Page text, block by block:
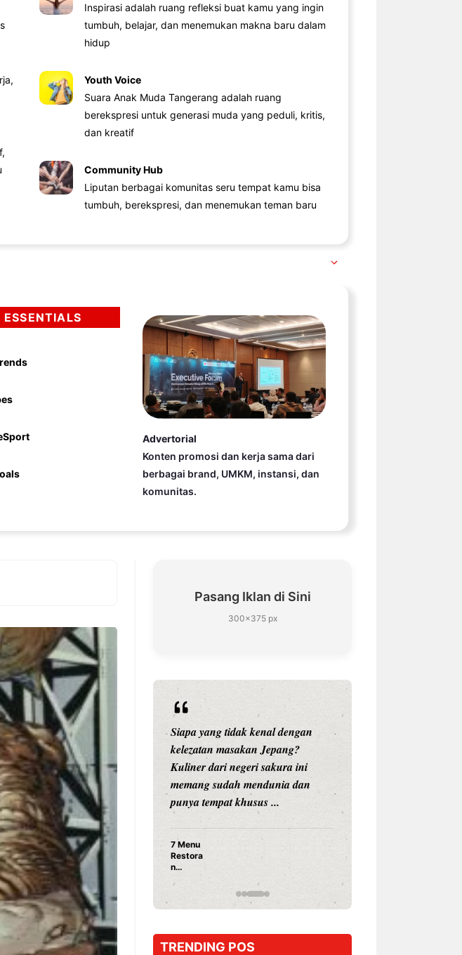
Inspirasi adalah ruang refleksi buat kamu yang ingin
tumbuh, belajar, dan menemukan makna baru dalam
hidup
Youth Voice
Suara Anak Muda Tangerang adalah ruang
berekspresi untuk generasi muda yang peduli, kritis,
dan kreatif
Community Hub
Liputan berbagai komunitas seru tempat kamu bisa
tumbuh, berekspresi, dan menemukan teman baru
ESSENTIALS
Advertorial
Konten promosi dan kerja sama dari
berbagai brand, UMKM, instansi, dan
komunitas.
Pasang Iklan di Sini
300×375 px
sih kamu mulai
cuma buat iseng-
ternyata malah jadi
yang
Nah, itulah ...
Dari Iseng Jadi Cuan: Kisah
TUM_ATUL yang Ubah
Hampers Jadi Bisnis Kece
Siapa yang tidak kenal dengan
kelezatan masakan Jepang?
Kuliner dari negeri sakura ini
memang sudah mendunia dan
punya tempat khusus ...
7 Menu
Restora
n
yang
Dicoba,
Cuma
Sushi!
TRENDING POS